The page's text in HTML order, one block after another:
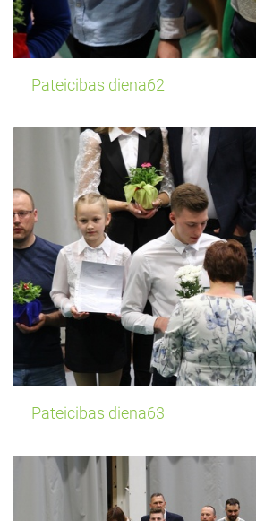
Pateicibas diena62
Pateicibas diena63